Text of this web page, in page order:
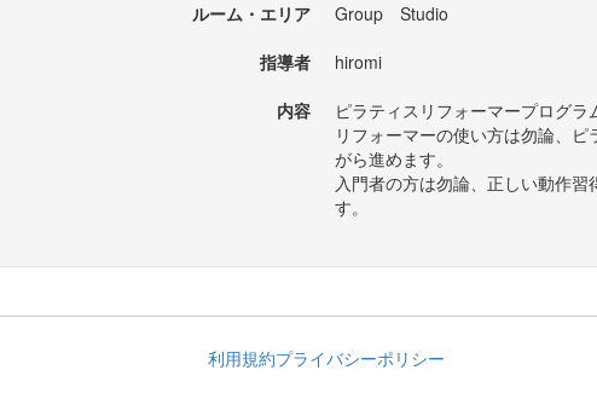
ルーム・エリア
Group Studio
指導者
hiromi
内容
ピラティスリフォーマープログラ
リフォーマーの使い方は勿論、
がら進めます。
入門者の方は勿論、正しい動作
す。
利用規約プライバシーポリシー